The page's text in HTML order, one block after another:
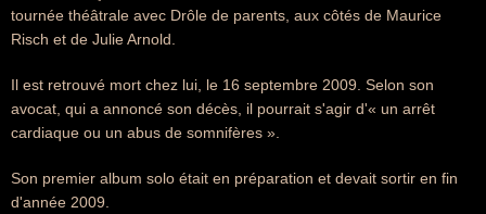
tournée théâtrale avec Drôle de parents, aux côtés de Maurice
Risch et de Julie Arnold.
Il est retrouvé mort chez lui, le 16 septembre 2009. Selon son
avocat, qui a annoncé son décès, il pourrait s'agir d'« un arrêt
cardiaque ou un abus de somnifères ».
Son premier album solo était en préparation et devait sortir en fin
d'année 2009.